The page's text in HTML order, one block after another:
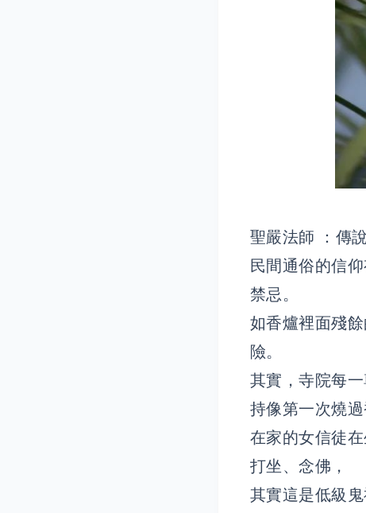
聖嚴法師 ：傳
民間通俗的信
禁忌。
如香爐裡面殘
險。
其實，寺院每
持像第一次燒過
在家的女信徒
打坐、念佛，
其實這是低級